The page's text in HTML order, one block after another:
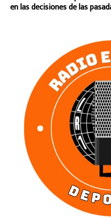
en las decisiones de las